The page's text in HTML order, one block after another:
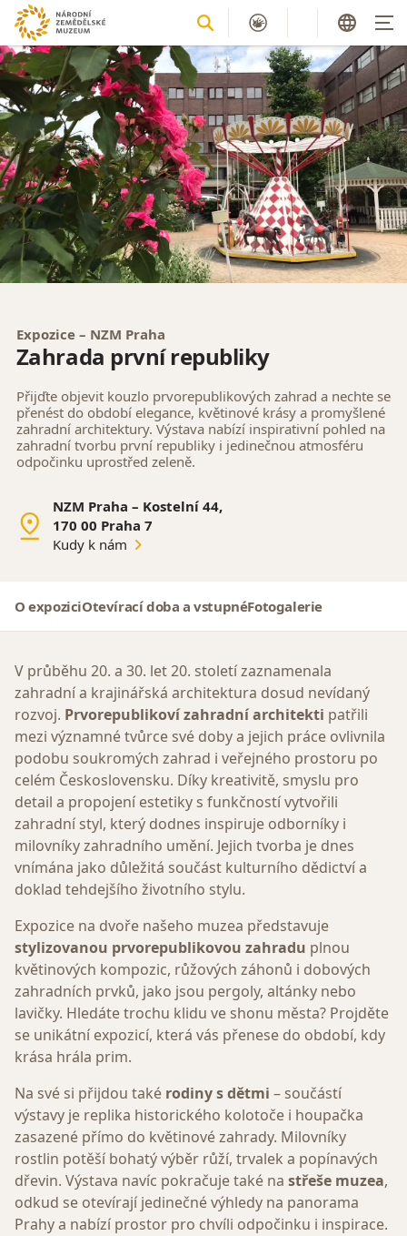
Expozice – NZM Praha
Zahrada první republiky
Přijďte objevit kouzlo prvorepublikových zahrad a nechte se
přenést do období elegance, květinové krásy a promyšlené
zahradní architektury. Výstava nabízí inspirativní pohled na
zahradní tvorbu první republiky i jedinečnou atmosféru
odpočinku uprostřed zeleně.
NZM Praha – Kostelní 44,
170 00 Praha 7
Kudy k nám
O expoziciOtevírací doba a vstupnéFotogalerie
V průběhu 20. a 30. let 20. století zaznamenala
zahradní a krajinářská architektura dosud nevídaný
rozvoj. Prvorepublikoví zahradní architekti patřili
mezi významné tvůrce své doby a jejich práce ovlivnila
podobu soukromých zahrad i veřejného prostoru po
celém Československu. Díky kreativitě, smyslu pro
detail a propojení estetiky s funkčností vytvořili
zahradní styl, který dodnes inspiruje odborníky i
milovníky zahradního umění. Jejich tvorba je dnes
vnímána jako důležitá součást kulturního dědictví a
doklad tehdejšího životního stylu.
Expozice na dvoře našeho muzea představuje
stylizovanou prvorepublikovou zahradu plnou
květinových kompozic, růžových záhonů i dobových
zahradních prvků, jako jsou pergoly, altánky nebo
lavičky. Hledáte trochu klidu ve shonu města? Projděte
se unikátní expozicí, která vás přenese do období, kdy
krása hrála prim.
Na své si přijdou také rodiny s dětmi – součástí
výstavy je replika historického kolotoče i houpačka
zasazené přímo do květinové zahrady. Milovníky
rostlin potěší bohatý výběr růží, trvalek a popínavých
dřevin. Výstava navíc pokračuje také na střeše muzea,
odkud se otevírají jedinečné výhledy na panorama
Prahy a nabízí prostor pro chvíli odpočinku i inspirace.